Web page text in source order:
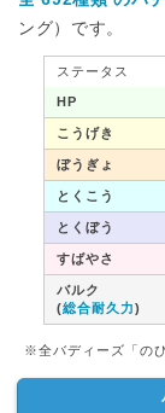
ング）です。
ステータス
HP
こうげき
ぼうぎょ
とくこう
とくぼう
すばやさ
バルク
(総合耐久力)
※全バディーズ「の